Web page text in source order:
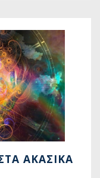
ΑΚΑΣΙΚΆ